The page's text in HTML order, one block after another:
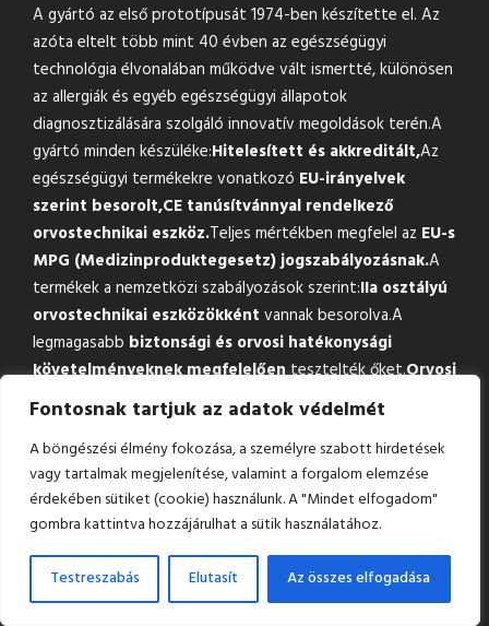
Fontosnak tartjuk az adatok védelmét
A böngészési élmény fokozása, a személyre szabott hirdetések
vagy tartalmak megjelenítése, valamint a forgalom elemzése
érdekében sütiket (cookie) használunk. A "Mindet elfogadom"
gombra kattintva hozzájárulhat a sütik használatához.
Testreszabás Elutasít Az összes elfogadása
A gyártó az első prototípusát 1974-ben készítette el. Az
azóta eltelt több mint 40 évben az egészségügyi
technológia élvonalában működve vált ismertté, különösen
az allergiák és egyéb egészségügyi állapotok
diagnosztizálására szolgáló innovatív megoldások terén.A
gyártó minden készüléke:Hitelesített és akkreditált,Az
egészségügyi termékekre vonatkozó EU-irányelvek
szerint besorolt,CE tanúsítvánnyal rendelkező
orvostechnikai eszköz.Teljes mértékben megfelel az EU-s
MPG (Medizinproduktegesetz) jogszabályozásnak.A
termékek a nemzetközi szabályozások szerint:IIa osztályú
orvostechnikai eszközökként vannak besorolva.A
legmagasabb biztonsági és orvosi hatékonysági
követelményeknek megfelelőentesztelték őket.Orvosi
használatra hivatalosan jóváhagyottak
, a DIMDI (Deutsches Institut für
Medizinische Dokumentation und Information) felügyelete
mellett.Fejlesztéseink során törekszünk a legszigorúbb
nemzetközi szabványoknak való megfelelésre, így
eszközeink a következők szerint is
minősítettek:ISO,CE,FDA (Food and Drug
Administration),
MDSAP-kompatibilitás(Medical Device